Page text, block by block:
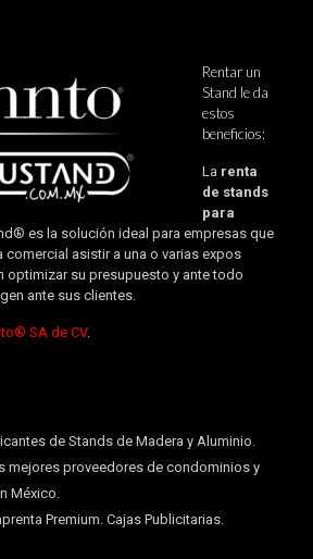
Rentar un
Stand le da
estos
beneficios:
La renta
de stands
para
es la solución ideal para empresas que
comercial asistir a una o varias expos
optimizar su presupuesto y ante todo
ante sus clientes.
SA de CV.
de Stands de Madera y Aluminio.
mejores proveedores de condominios y
México.
Premium. Cajas Publicitarias.